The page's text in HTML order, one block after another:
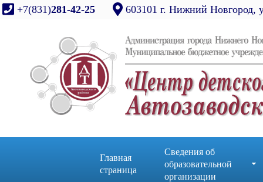
+7(831)281-42-25 603101 г. Нижний Новгород,
Главная
страница
Сведения об
образовательной
организации